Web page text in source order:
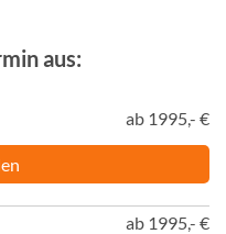
aus:
ab 1995,- €
ab 1995,- €